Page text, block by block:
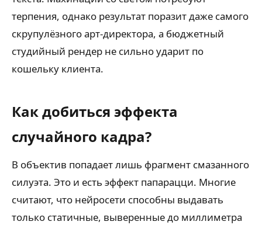
терпения, однако результат поразит даже самого
скрупулёзного арт-директора, а бюджетный
студийный рендер не сильно ударит по
кошельку клиента.
Как добиться эффекта
случайного кадра?
В объектив попадает лишь фрагмент смазанного
силуэта. Это и есть эффект папарацци. Многие
считают, что нейросети способны выдавать
только статичные, выверенные до миллиметра